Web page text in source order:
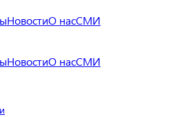
НовостиО насСМИ
НовостиО насСМИ